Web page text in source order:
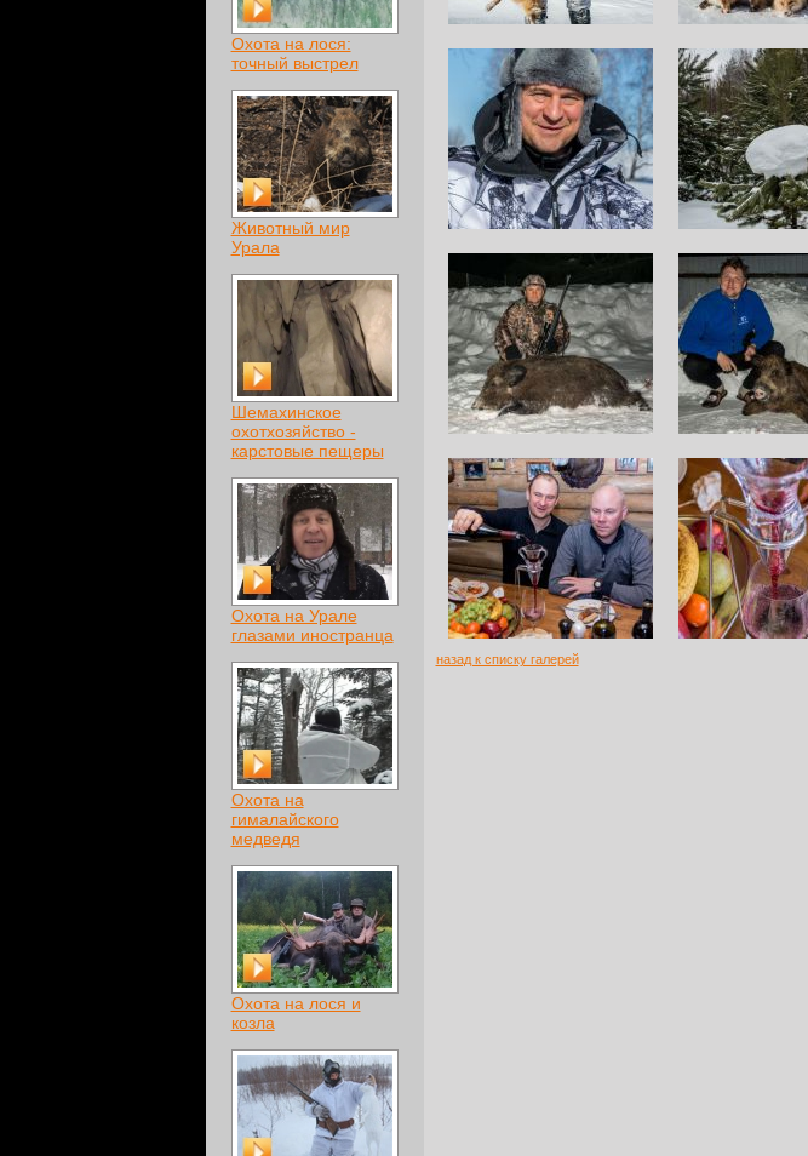
Охота на лося:
точный выстрел
Животный мир
Урала
Шемахинское
охотхозяйство -
карстовые пещеры
Охота на Урале
глазами иностранца
Охота на
гималайского
медведя
Охота на лося и
козла
назад к списку галерей